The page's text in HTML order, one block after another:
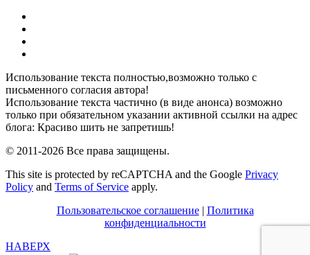
Использование текста полностью,возможно только с
письменного согласия автора!
Использование текста частично (в виде анонса) возможно
только при обязательном указании активной ссылки на адрес
блога: Красиво шить не запретишь!
© 2011-2026 Все права защищены.
This site is protected by reCAPTCHA and the Google Privacy
Policy and Terms of Service apply.
Пользовательское соглашение| Политика
конфиденциальности
НАВЕРХ